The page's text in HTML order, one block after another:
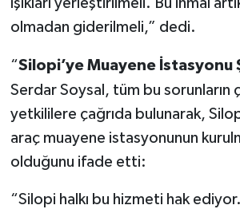
ışıkları yerleştirilmeli. Bu ihmal
olmadan giderilmeli,” dedi.
“Silopi’ye Muayene İstasyonu
Serdar Soysal, tüm bu sorunların
yetkililere çağrıda bulunarak,
araç muayene istasyonunun
olduğunu ifade etti:
“Silopi halkı bu hizmeti hak